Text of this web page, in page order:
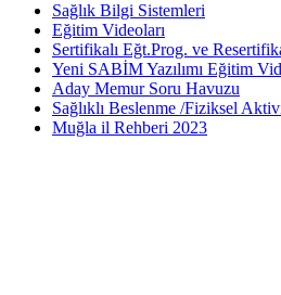
Sağlık Bilgi Sistemleri
Eğitim Videoları
Sertifikalı Eğt.Prog. ve
Yeni SABİM Yazılımı Eğitim
Aday Memur Soru Havuzu
Sağlıklı Beslenme /Fiziksel
Muğla il Rehberi 2023